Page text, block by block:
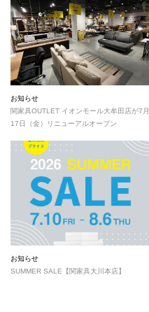
お知らせ
関家具OUTLET イオンモール大牟田店が7月
17日（金）リニューアルオープン
お知らせ
SUMMER SALE【関家具大川本店】